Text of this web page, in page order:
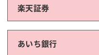
楽天証券
あいち銀行